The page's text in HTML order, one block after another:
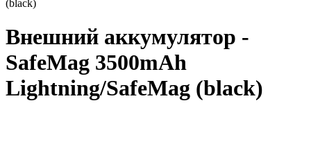
(black)
Внешний аккумулятор -
SafeMag 3500mAh
Lightning/SafeMag (black)